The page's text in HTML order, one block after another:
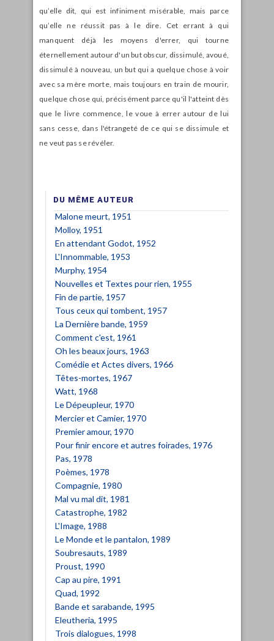
qu’elle dit, qui est infiniment misérable, mais parce
qu’elle ne réussit pas à le dire. Cet errant à qui
manquent déjà les moyens d'errer, qui tourne
éternellement autour d'un but obscur, dissimulé, avoué,
dissimulé à nouveau, un but qui a quelque chose à voir
avec sa mère morte, mais toujours en train de mourir,
quelque chose qui, précisément parce qu'il l'atteint dès
que le livre commence, le voue à errer autour de lui
sans cesse, dans l'étrangeté de ce qui se dissimule et
ne veut pas se révéler.
DU MÊME AUTEUR
Malone meurt, 1951
Molloy, 1951
En attendant Godot, 1952
L'Innommable, 1953
Murphy, 1954
Nouvelles et Textes pour rien, 1955
Fin de partie, 1957
Tous ceux qui tombent, 1957
La Dernière bande, 1959
Comment c'est, 1961
Oh les beaux jours, 1963
Comédie et Actes divers, 1966
Têtes-mortes, 1967
Watt, 1968
Le Dépeupleur, 1970
Mercier et Camier, 1970
Premier amour, 1970
Pour finir encore et autres foirades, 1976
Pas, 1978
Poèmes, 1978
Compagnie, 1980
Mal vu mal dit, 1981
Catastrophe, 1982
L'Image, 1988
Le Monde et le pantalon, 1989
Soubresauts, 1989
Proust, 1990
Cap au pire, 1991
Quad, 1992
Bande et sarabande, 1995
Eleutheria, 1995
Trois dialogues, 1998